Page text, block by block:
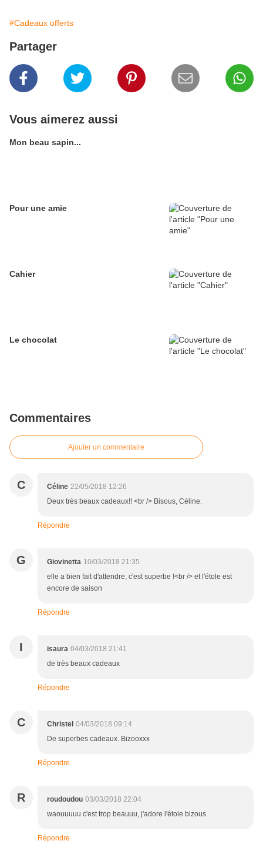
#Cadeaux offerts
Partager
Vous aimerez aussi
Mon beau sapin...
Pour une amie
Cahier
Le chocolat
Commentaires
Ajouter un commentaire
C Céline 22/05/2018 12:26
Deux très beaux cadeaux!! <br /> Bisous, Céline.
Répondre
G Giovinetta 10/03/2018 21:35
elle a bien fait d'attendre, c'est superbe !<br /> et l'étole est
encore de saison
Répondre
I isaura 04/03/2018 21:41
de très beaux cadeaux
Répondre
C Christel 04/03/2018 09:14
De superbes cadeaux. Bizooxxx
Répondre
R roudoudou 03/03/2018 22:04
waouuuuu c'est trop beauuu, j'adore l'étole bizous
Répondre